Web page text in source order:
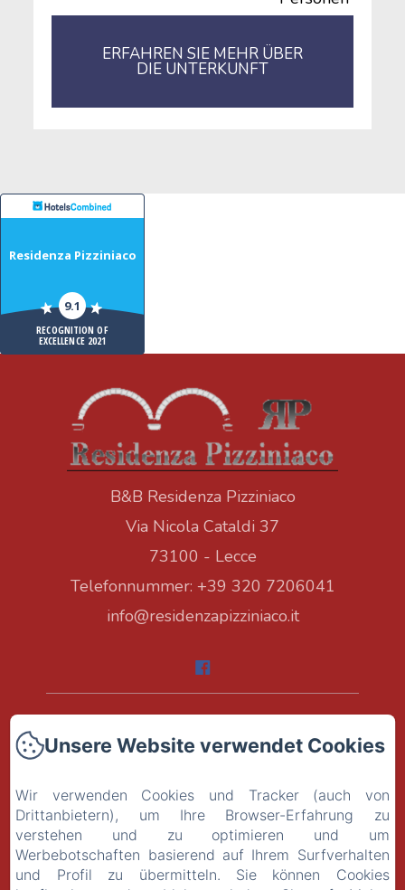
ERFAHREN SIE MEHR ÜBER
DIE UNTERKUNFT
Residenza Pizziniaco
9.1
RECOGNITION OF
EXCELLENCE 2021
B&B Residenza Pizziniaco
Via Nicola Cataldi 37
73100 - Lecce
Telefonnummer: +39 320 7206041
info@residenzapizziniaco.it
Kontakt
Datenschutzerklärung
Unsere Website verwendet Cookies
Wir verwenden Cookies und Tracker (auch von
Drittanbietern), um Ihre Browser-Erfahrung zu
verstehen und zu optimieren und um
Werbebotschaften basierend auf Ihrem Surfverhalten
und Profil zu übermitteln. Sie können Cookies